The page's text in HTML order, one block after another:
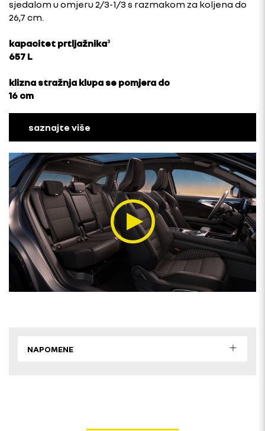
sjedalom u omjeru 2/3-1/3 s razmakom za koljena do
26,7 cm.
kapacitet prtljažnika³
657 L
klizna stražnja klupa se pomjera do
16 cm
saznajte više
NAPOMENE